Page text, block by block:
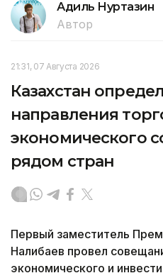
Адиль Нуртазин
Автор
21:31, 07 Августа 2026
Казахстан
направления
экономического
рядом стран
Первый заместитель
Налибаев провел
экономического и